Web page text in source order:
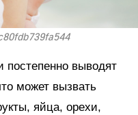
постепенно выводят
может вызвать
яйца, орехи,